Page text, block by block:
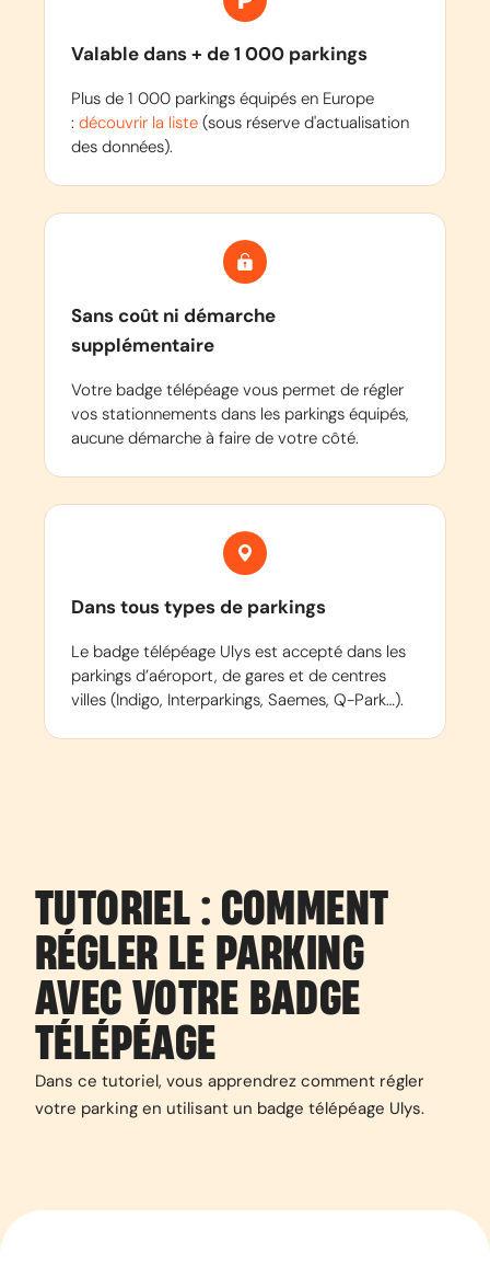
Valable dans + de 1 000 parkings
Plus de 1 000 parkings équipés en Europe
: découvrir la liste (sous réserve d'actualisation
des données).
Sans coût ni démarche
supplémentaire
Votre badge télépéage vous permet de régler
vos stationnements dans les parkings équipés,
aucune démarche à faire de votre côté.
Dans tous types de parkings
Le badge télépéage Ulys est accepté dans les
parkings d’aéroport, de gares et de centres
villes (Indigo, Interparkings, Saemes, Q-Park…).
TUTORIEL : COMMENT
RÉGLER LE PARKING
AVEC VOTRE BADGE
TÉLÉPÉAGE
Dans ce tutoriel, vous apprendrez comment régler
votre parking en utilisant un badge télépéage Ulys.